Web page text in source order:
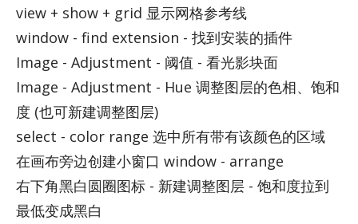
view + show + grid 显示网格参考线
win­dow - find ex­ten­sion - 找到安装的插件
Im­age - Ad­just­ment - 阈值 - 看光影块面
Im­age - Ad­just­ment - Hue 调整图层的色相、饱和
度 (也可新建调整图层)
se­lect - color range 选中所有带有该颜色的区域
在画布旁边创建小窗口 win­dow - arrange
右下角黑白圆圈图标 - 新建调整图层 - 饱和度拉到
最低变成黑白